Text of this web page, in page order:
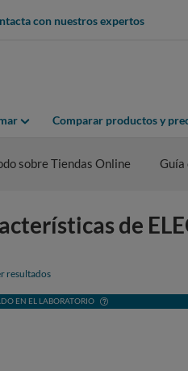
con nuestros expertos
Comparar productos y
sobre Tiendas Online Guía
de
resultados
EN EL LABORATORIO